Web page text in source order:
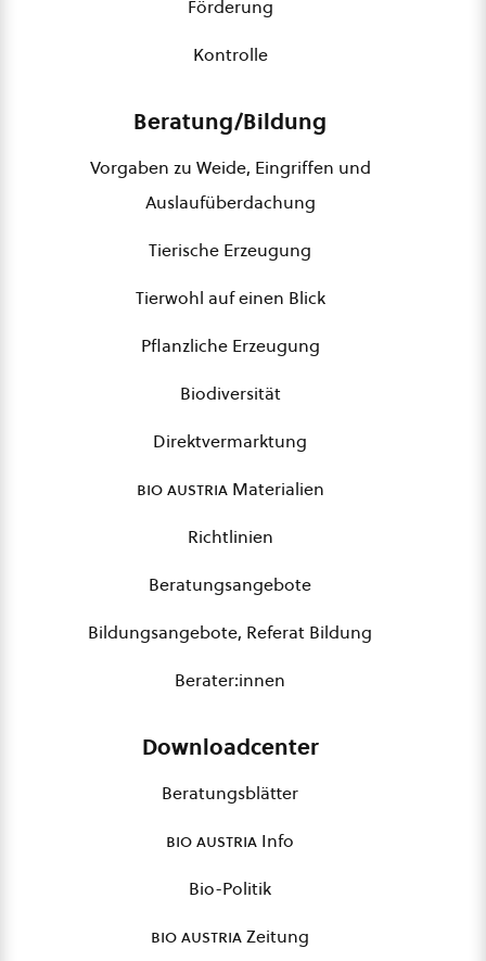
Förderung
Kontrolle
Beratung/Bildung
Vorgaben zu Weide, Eingriffen und
Auslaufüberdachung
Tierische Erzeugung
Tierwohl auf einen Blick
Pflanzliche Erzeugung
Biodiversität
Direktvermarktung
bio austriaMaterialien
Richtlinien
Beratungsangebote
Bildungsangebote, Referat Bildung
Berater:innen
Downloadcenter
Beratungsblätter
bio austria Info
Bio-Politik
bio austriaZeitung